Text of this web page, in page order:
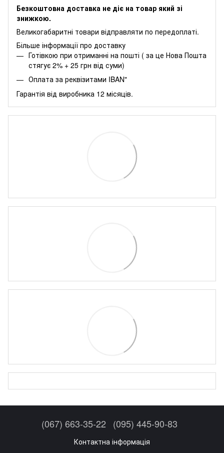
Безкоштовна доставка не діє на товар який зі
знижкою.
Великогабаритні товари відправляти по передоплаті.
Більше інформації про доставку
Готівкою при отриманні на пошті ( за це Нова Пошта
стягує 2% + 25 грн від суми)
Оплата за реквізитами IBAN"
Гарантія від виробника 12 місяців.
(067) 663-35-22 (095) 445-90-83
Контактна інформація